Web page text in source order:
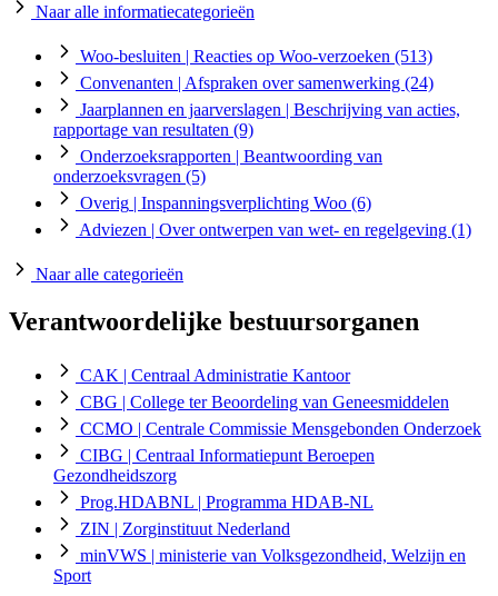
Naar alle informatiecategorieën
Woo-besluiten | Reacties op Woo-verzoeken (513)
Convenanten | Afspraken over samenwerking (24)
Jaarplannen en jaarverslagen | Beschrijving van acties,
rapportage van resultaten (9)
Onderzoeksrapporten | Beantwoording van
onderzoeksvragen (5)
Overig | Inspanningsverplichting Woo (6)
Adviezen | Over ontwerpen van wet- en regelgeving (1)
Naar alle categorieën
Verantwoordelijke bestuursorganen
CAK | Centraal Administratie Kantoor
CBG | College ter Beoordeling van Geneesmiddelen
CCMO | Centrale Commissie Mensgebonden Onderzoek
CIBG | Centraal Informatiepunt Beroepen
Gezondheidszorg
Prog.HDABNL | Programma HDAB-NL
ZIN | Zorginstituut Nederland
minVWS | ministerie van Volksgezondheid, Welzijn en
Sport